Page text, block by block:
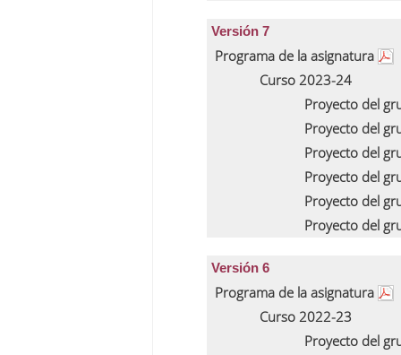
Versión 7
Programa de la asignatura
Curso 2023-24
Proyecto del
Proyecto del
Proyecto del
Proyecto del
Proyecto del
Proyecto del
Versión 6
Programa de la asignatura
Curso 2022-23
Proyecto del